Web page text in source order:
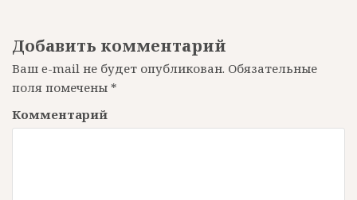
г
а
ц
и
Добавить комментарий
Ваш e-mail не будет опубликован. Обязательные
поля помечены *
Комментарий